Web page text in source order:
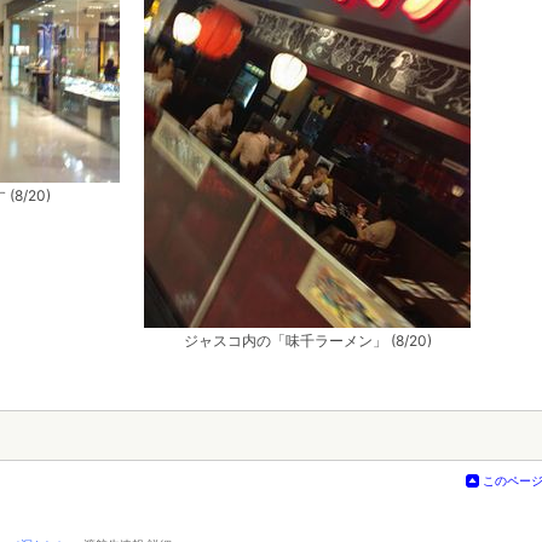
(8/20)
ジャスコ内の「味千ラーメン」 (8/20)
このペー